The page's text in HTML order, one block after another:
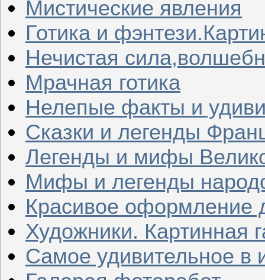
Мистические явления
Готика и
Нечистая
Мрачная готика
Нелепые факты и
Сказки и легенды
Легенды и мифы
Мифы и легенды
Красивое оформление
Художники. Картинная
Самое удивительное в